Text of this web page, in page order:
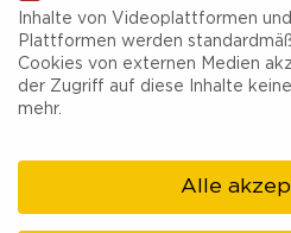
Das Hafencafé Marina
Treffpunkt am Wasser,
Auszeit mit Köstlichkeiten
deutscher, italienischer
macht das Café zu einem
Inhalte von Videoplattformen
Plattformen werden
Cookies von externen Medien
der Zugriff auf diese Inhalte
mehr.
Alle